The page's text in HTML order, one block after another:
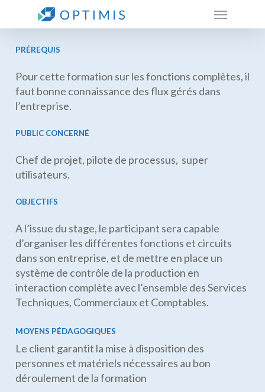
content
Menu
PRÉREQUIS
Pour cette formation sur les fonctions complètes, il
faut bonne connaissance des flux gérés dans
l’entreprise.
PUBLIC CONCERNÉ
Chef de projet, pilote de processus, super
utilisateurs.
OBJECTIFS
A l’issue du stage, le participant sera capable
d’organiser les différentes fonctions et circuits
dans son entreprise, et de mettre en place un
système de contrôle de la production en
interaction complète avec l’ensemble des Services
Techniques, Commerciaux et Comptables.
MOYENS PÉDAGOGIQUES
Le client garantit la mise à disposition des
personnes et matériels nécessaires au bon
déroulement de la formation